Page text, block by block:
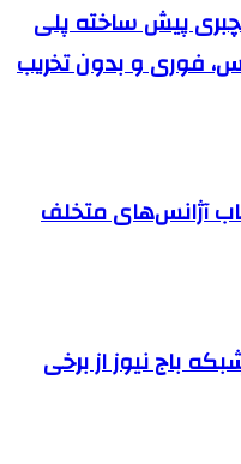
پیش ساخته پلی
فوری و بدون تخریب
حساب آژانس‌های متخلف
باج نیوز از برخی